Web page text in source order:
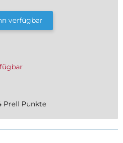
verfügbar
Prell Punkte